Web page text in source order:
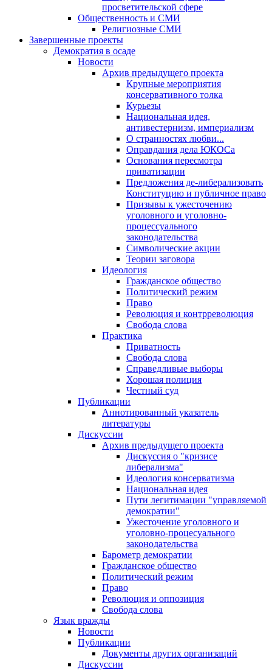
просветительской сфере
Общественность и СМИ
Религиозные СМИ
Завершенные проекты
Демократия в осаде
Новости
Архив предыдущего проекта
Крупные мероприятия
консервативного толка
Курьезы
Национальная идея,
антивестернизм, империализм
О странностях любви...
Оправдания дела ЮКОСа
Основания пересмотра
приватизации
Предложения де-либерализовать
Конституцию и публичное право
Призывы к ужесточению
уголовного и уголовно-
процессуального
законодательства
Символические акции
Теории заговора
Идеология
Гражданское общество
Политический режим
Право
Революция и контрреволюция
Свобода слова
Практика
Приватность
Свобода слова
Справедливые выборы
Хорошая полиция
Честный суд
Публикации
Аннотированный указатель
литературы
Дискуссии
Архив предыдущего проекта
Дискуссия о "кризисе
либерализма"
Идеология консерватизма
Национальная идея
Пути легитимации "управляемой
демократии"
Ужесточение уголовного и
уголовно-процесуального
законодательства
Барометр демократии
Гражданское общество
Политический режим
Право
Революция и оппозиция
Свобода слова
Язык вражды
Новости
Публикации
Документы других организаций
Дискуссии